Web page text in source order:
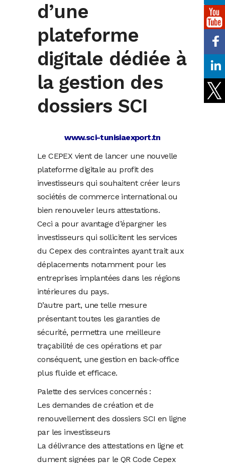
d’une
plateforme
digitale dédiée à
la gestion des
dossiers SCI
www.sci-tunisiaexport.tn
Le CEPEX vient de lancer une nouvelle
plateforme digitale au profit des
investisseurs qui souhaitent créer leurs
sociétés de commerce international ou
bien renouveler leurs attestations.
Ceci a pour avantage d’épargner les
investisseurs qui sollicitent les services
du Cepex des contraintes ayant trait aux
déplacements notamment pour les
entreprises implantées dans les régions
intérieures du pays.
D’autre part, une telle mesure
présentant toutes les garanties de
sécurité, permettra une meilleure
traçabilité de ces opérations et par
conséquent, une gestion en back-office
plus fluide et efficace.
Palette des services concernés :
Les demandes de création et de
renouvellement des dossiers SCI en ligne
par les investisseurs
La délivrance des attestations en ligne et
dument signées par le QR Code Cepex